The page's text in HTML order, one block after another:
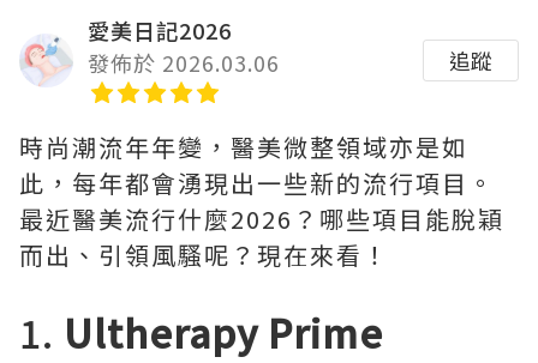
愛美日記2026
發佈於 2026.03.06
追蹤
時尚潮流年年變，醫美微整領域亦是如
此，每年都會湧現出一些新的流行項目。
最近醫美流行什麼2026？哪些項目能脫穎
而出、引領風騷呢？現在來看！
1. Ultherapy Prime